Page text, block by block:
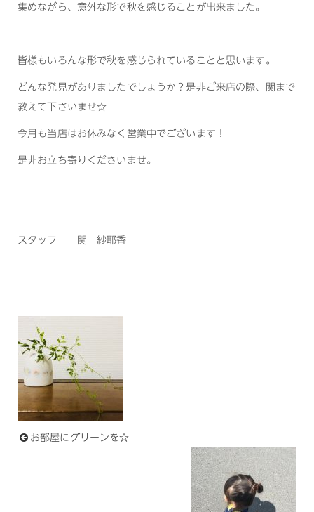
集めながら、意外な形で秋を感じることが出来ました。
皆様もいろんな形で秋を感じられていることと思います。
どんな発見がありましたでしょうか？是非ご来店の際、関まで
教えて下さいませ☆
今月も当店はお休みなく営業中でございます！
是非お立ち寄りくださいませ。
スタッフ 関 紗耶香
お部屋にグリーンを☆